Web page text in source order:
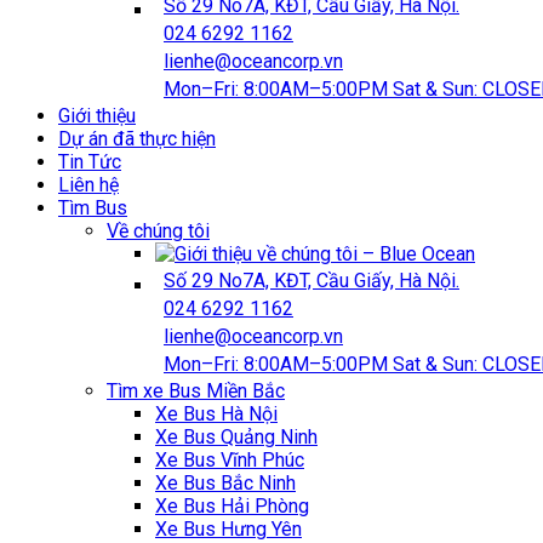
Số 29 No7A, KĐT, Cầu Giấy, Hà Nội.
024 6292 1162
lienhe@oceancorp.vn
Mon–Fri: 8:00AM–5:00PM Sat & Sun:
Giới thiệu
Dự án đã thực hiện
Tin Tức
Liên hệ
‎Tìm Bus
Về chúng tôi
Số 29 No7A, KĐT, Cầu Giấy, Hà Nội.
024 6292 1162
lienhe@oceancorp.vn
Mon–Fri: 8:00AM–5:00PM Sat & Sun:
‎Tìm xe Bus Miền Bắc
Xe Bus Hà Nội
Xe Bus Quảng Ninh
Xe Bus Vĩnh Phúc
Xe Bus Bắc Ninh
Xe Bus Hải Phòng
Xe Bus Hưng Yên